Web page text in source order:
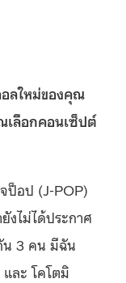
ลใหม่ของคุณ
เลือกคอนเซ็ปต์
ป็อป (J-POP)
งไม่ได้ประกาศ
น 3 คน มีฉัน
ละ โคโตมิ